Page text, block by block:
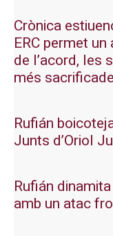
Crònica
ERC permet
de l’acord, les
més
Rufián
Junts d’Oriol
Rufián
amb un atac